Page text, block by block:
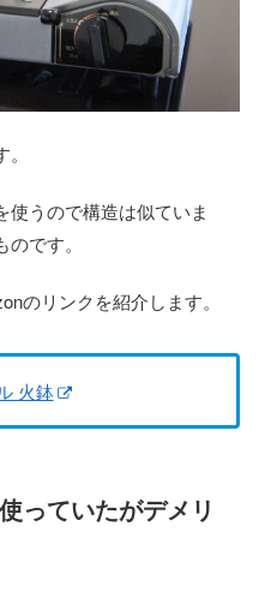
うので構造は似ていま
です。
のリンクを紹介します。
火鉢
っていたがデメリ